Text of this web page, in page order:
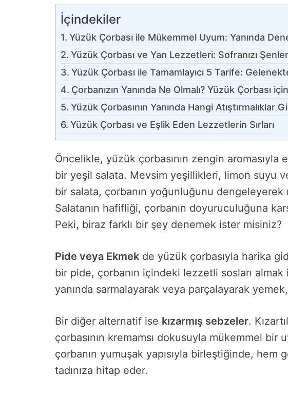
İçindekiler
Yüzük Çorbası ile Mükemmel Uyum: Yanında
Yüzük Çorbası ve Yan Lezzetleri: Sofranızı
Yüzük Çorbası ile Tamamlayıcı 5 Tarife:
Çorbanızın Yanında Ne Olmalı? Yüzük Çorbası
Yüzük Çorbasının Yanında Hangi Atıştırmalıklar
Yüzük Çorbası ve Eşlik Eden Lezzetlerin Sırları
Öncelikle, yüzük çorbasının zengin
bir yeşil salata. Mevsim yeşillikleri, limon suyu
bir salata, çorbanın yoğunluğunu dengeleyerek
Salatanın hafifliği, çorbanın doyuruculuğuna
Peki, biraz farklı bir şey denemek ister misiniz?
Pide veya Ekmek de yüzük çorbasıyla harika
bir pide, çorbanın içindeki lezzetli sosları
yanında sarmalayarak veya parçalayarak
Bir diğer alternatif ise kızarmış sebzeler.
çorbasının kremamsı dokusuyla mükemmel bir
çorbanın yumuşak yapısıyla birleştiğinde, hem
tadınıza hitap eder.